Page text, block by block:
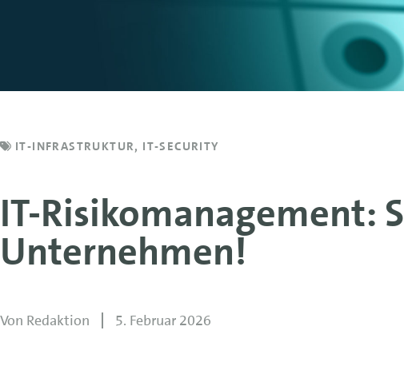
IT-INFRASTRUKTUR, IT-SECURITY
IT-Risikomanagement:
Unternehmen!
Von Redaktion 5. Februar 2026